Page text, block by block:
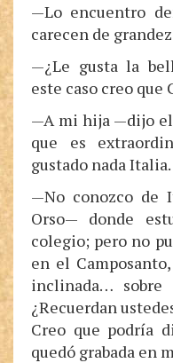
—Lo encuentro
carecen de
—¿Le gusta la
este caso creo que
—A mi hija —dijo
que es
gustado nada Italia.
—No conozco de
Orso— donde
colegio; pero no
en el
inclinada… sobre
¿Recuerdan
Creo que podría
quedó grabada en